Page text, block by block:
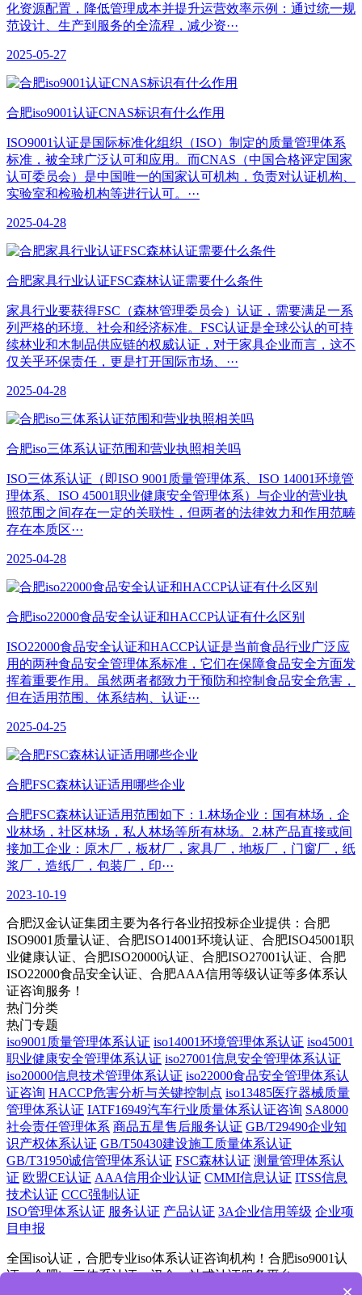
化资源配置，降低管理成本并提升运营效率示例：通过统一规
范设计、生产到服务的全流程，减少资···
2025-05-27
合肥iso9001认证CNAS标识有什么作用
ISO9001认证是国际标准化组织（ISO）制定的质量管理体系
标准，被全球广泛认可和应用。而CNAS（中国合格评定国家
认可委员会）是中国唯一的国家认可机构，负责对认证机构、
实验室和检验机构等进行认可。···
2025-04-28
合肥家具行业认证FSC森林认证需要什么条件
家具行业要获得FSC（森林管理委员会）认证，需要满足一系
列严格的环境、社会和经济标准。FSC认证是全球公认的可持
续林业和木制品供应链的权威认证，对于家具企业而言，这不
仅关乎环保责任，更是打开国际市场、···
2025-04-28
合肥iso三体系认证范围和营业执照相关吗
ISO三体系认证（即ISO 9001质量管理体系、ISO 14001环境管
理体系、ISO 45001职业健康安全管理体系）与企业的营业执
照范围之间存在一定的关联性，但两者的法律效力和作用范畴
存在本质区···
2025-04-28
合肥iso22000食品安全认证和HACCP认证有什么区别
ISO22000食品安全认证和HACCP认证是当前食品行业广泛应
用的两种食品安全管理体系标准，它们在保障食品安全方面发
挥着重要作用。虽然两者都致力于预防和控制食品安全危害，
但在适用范围、体系结构、认证···
2025-04-25
合肥​FSC森林认证适用哪些企业
合肥FSC森林认证适用范围如下：1.林场企业：国有林场，企
业林场，社区林场，私人林场等所有林场。2.林产品直接或间
接加工企业：原木厂，板材厂，家具厂，地板厂，门窗厂，纸
浆厂，造纸厂，包装厂，印···
2023-10-19
合肥汉金认证集团主要为各行各业招投标企业提供：合肥
ISO9001质量认证、合肥ISO14001环境认证、合肥ISO45001职
业健康认证、合肥ISO20000认证、合肥ISO27001认证、合肥
ISO22000食品安全认证、合肥AAA信用等级认证等多体系认
证咨询服务！
热门分类
热门专题
iso9001质量管理体系认证 iso14001环境管理体系认证 iso45001
职业健康安全管理体系认证 iso27001信息安全管理体系认证
iso20000信息技术管理体系认证 iso22000食品安全管理体系认
证咨询 HACCP危害分析与关键控制点 iso13485医疗器械质量
管理体系认证 IATF16949汽车行业质量体系认证咨询 SA8000
社会责任管理体系 商品五星售后服务认证 GB/T29490企业知
识产权体系认证 GB/T50430建设施工质量体系认证
GB/T31950诚信管理体系认证 FSC森林认证 测量管理体系认
证 欧盟CE认证 AAA信用企业认证 CMMI信息认证 ITSS信息
技术认证 CCC强制认证
ISO管理体系认证 服务认证 产品认证 3A企业信用等级 企业项
目申报
全国iso认证，合肥专业iso体系认证咨询机构！合肥iso9001认
证，合肥iso三体系认证，汉金一站式认证服务平台